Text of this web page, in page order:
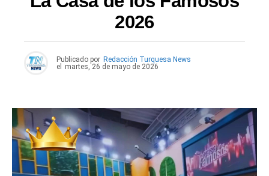
2026
Publicado por Redacción Turquesa News
el
martes, 26 de mayo de 2026